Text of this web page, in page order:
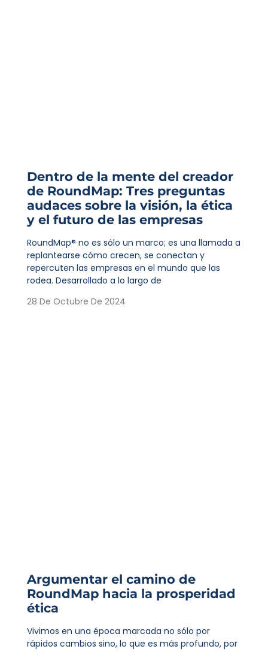
Dentro de la mente del creador
de RoundMap: Tres preguntas
audaces sobre la visión, la ética
y el futuro de las empresas
RoundMap® no es sólo un marco; es una llamada a
replantearse cómo crecen, se conectan y
repercuten las empresas en el mundo que las
rodea. Desarrollado a lo largo de
28 De Octubre De 2024
Argumentar el camino de
RoundMap hacia la prosperidad
ética
Vivimos en una época marcada no sólo por
rápidos cambios sino, lo que es más profundo, por